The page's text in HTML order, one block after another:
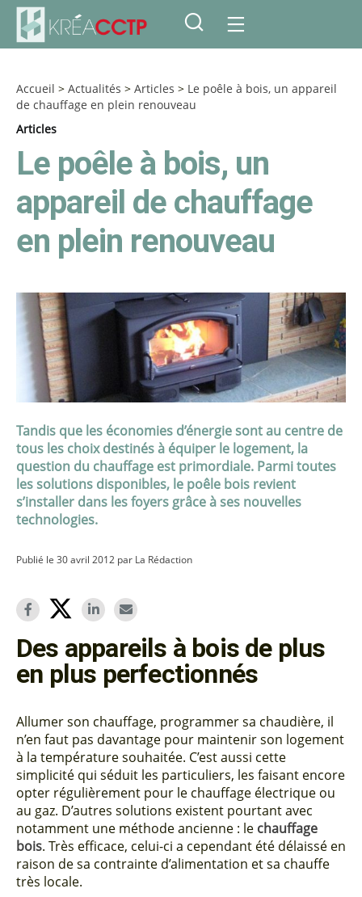
Accueil > Actualités > Articles > Le poêle à bois, un appareil
de chauffage en plein renouveau
Articles
Le poêle à bois, un
appareil de chauffage
en plein renouveau
Tandis que les économies d’énergie sont au centre de
tous les choix destinés à équiper le logement, la
question du chauffage est primordiale. Parmi toutes
les solutions disponibles, le poêle bois revient
s’installer dans les foyers grâce à ses nouvelles
technologies.
Publié le 30 avril 2012 par La Rédaction
Des appareils à bois de plus
en plus perfectionnés
Allumer son chauffage, programmer sa chaudière, il
n’en faut pas davantage pour maintenir son logement
à la température souhaitée. C’est aussi cette
simplicité qui séduit les particuliers, les faisant encore
opter régulièrement pour le chauffage électrique ou
au gaz. D’autres solutions existent pourtant avec
notamment une méthode ancienne : le chauffage
bois. Très efficace, celui-ci a cependant été délaissé en
raison de sa contrainte d’alimentation et sa chauffe
très locale.